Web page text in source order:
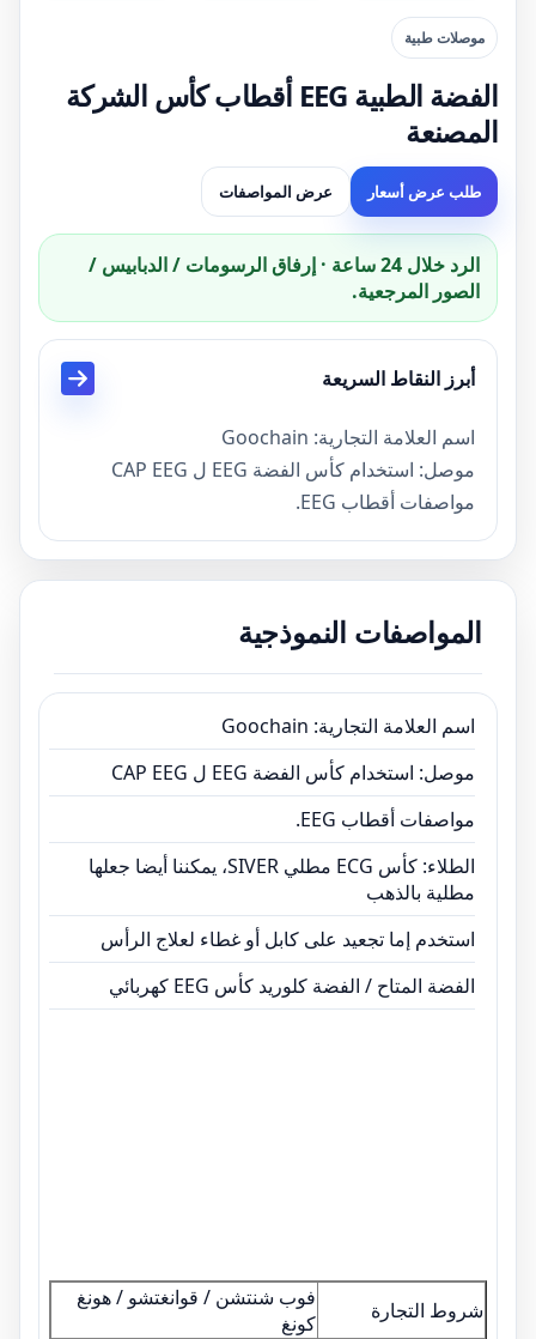
موصلات طبية
الفضة الطبية EEG أقطاب كأس الشركة
المصنعة
طلب عرض أسعار عرض المواصفات
الرد خلال 24 ساعة · إرفاق الرسومات / الدبابيس /
الصور المرجعية.
أبرز النقاط السريعة
اسم العلامة التجارية: Goochain
موصل: استخدام كأس الفضة EEG ل CAP EEG
مواصفات أقطاب EEG.
الطلاء: كأس ECG مطلي SIVER، يمكننا أيضا جعلها
مطلية بالذهب
الفضة المتاح / الفضة كلوريد كأس EEG كهربائي
المواصفات النموذجية
اسم العلامة التجارية: Goochain
موصل: استخدام كأس الفضة EEG ل CAP EEG
مواصفات أقطاب EEG.
الطلاء: كأس ECG مطلي SIVER، يمكننا أيضا جعلها
مطلية بالذهب
استخدم إما تجعيد على كابل أو غطاء لعلاج الرأس
الفضة المتاح / الفضة كلوريد كأس EEG كهربائي
شروط التجارة
فوب شنتشن / قوانغتشو / هونغ
كونغ